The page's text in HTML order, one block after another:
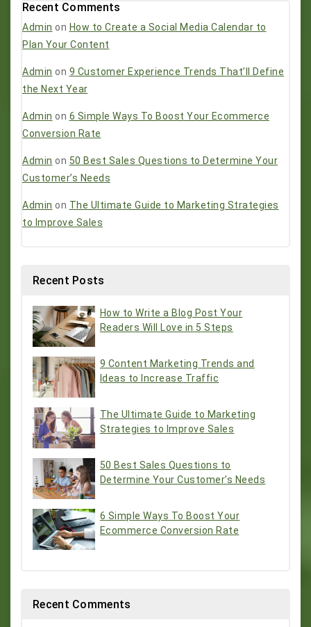
Recent Comments
Admin on How to Create a Social Media Calendar to
Plan Your Content
Admin on 9 Customer Experience Trends That’ll Define
the Next Year
Admin on 6 Simple Ways To Boost Your Ecommerce
Conversion Rate
Admin on 50 Best Sales Questions to Determine Your
Customer’s Needs
Admin on The Ultimate Guide to Marketing Strategies
to Improve Sales
Recent Posts
How to Write a Blog Post Your
Readers Will Love in 5 Steps
9 Content Marketing Trends and
Ideas to Increase Traffic
The Ultimate Guide to Marketing
Strategies to Improve Sales
50 Best Sales Questions to
Determine Your Customer’s Needs
6 Simple Ways To Boost Your
Ecommerce Conversion Rate
Recent Comments